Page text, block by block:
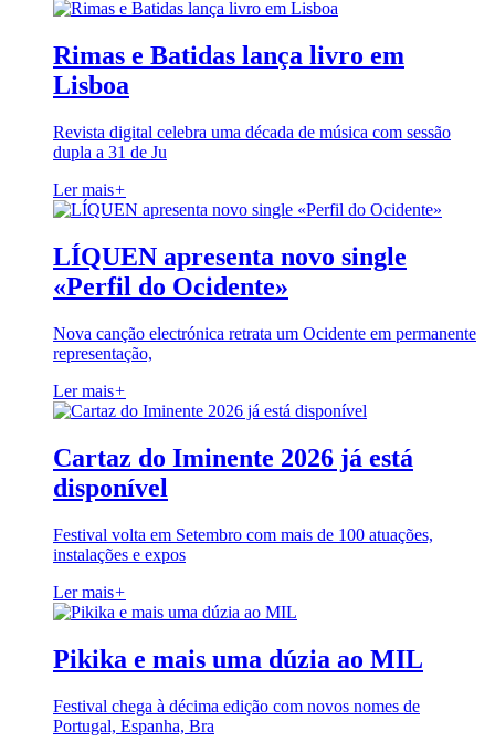
Rimas e Batidas lança livro em
Lisboa
Revista digital celebra uma década de música com sessão
dupla a 31 de Ju
Ler mais+
LÍQUEN apresenta novo single
«Perfil do Ocidente»
Nova canção electrónica retrata um Ocidente em permanente
representação,
Ler mais+
Cartaz do Iminente 2026 já está
disponível
Festival volta em Setembro com mais de 100 atuações,
instalações e expos
Ler mais+
Pikika e mais uma dúzia ao MIL
Festival chega à décima edição com novos nomes de
Portugal, Espanha, Bra